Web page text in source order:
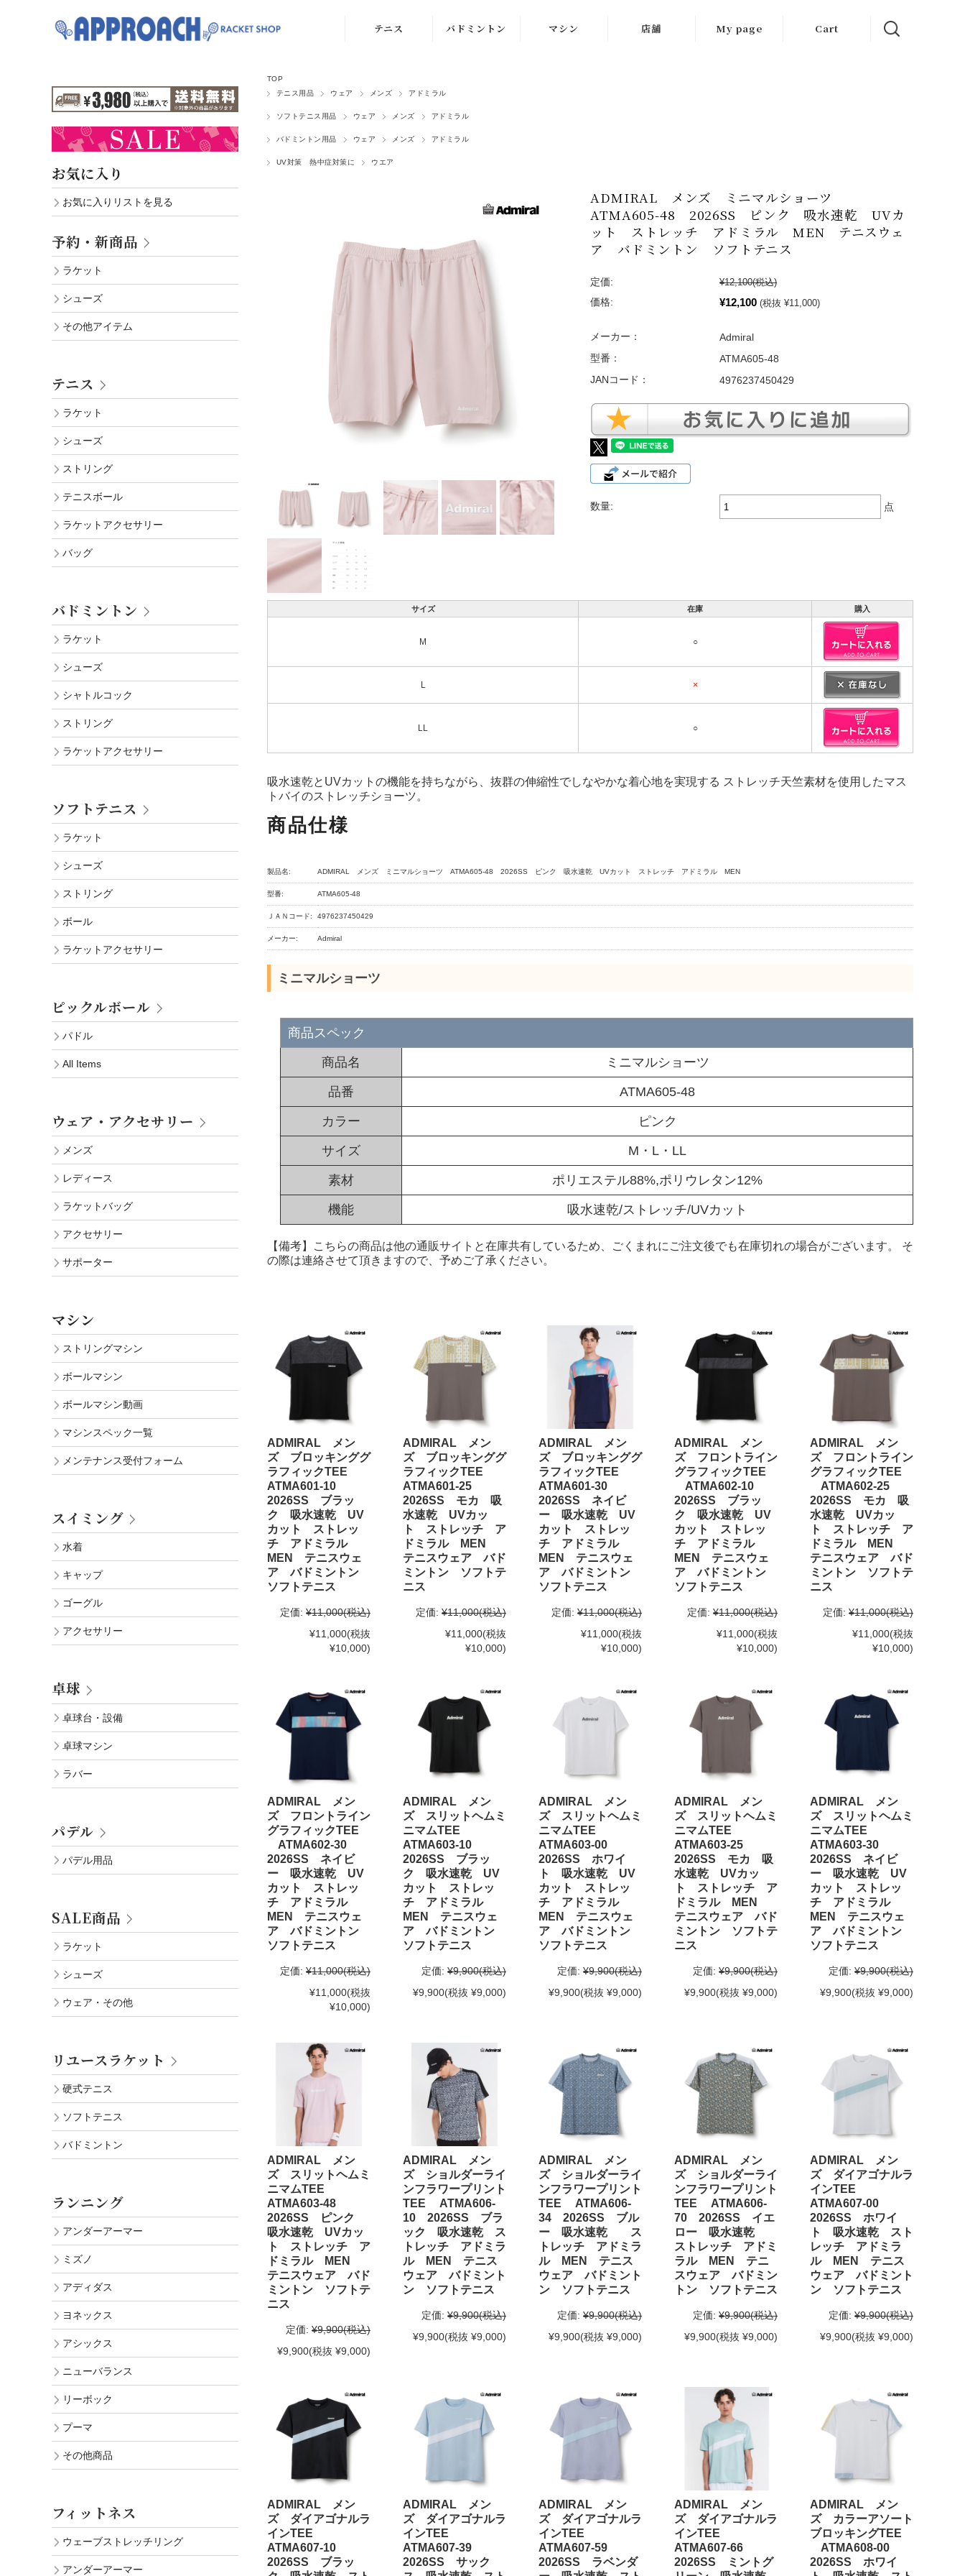
テニス
シューズ
テニスボール
バッグ
バドミントン マシン 店舗 My page Cart
TOP
テニス用品
ウェア メンズ アドミラル
ソフトテニス用品 ウェア メンズ アドミラル
バドミントン用品 ウェア メンズ アドミラル
UV対策 熱中症対策に ウエア
ADMIRAL メンズ ミニマルショーツ
ATMA605-48 2026SS ピンク 吸水速乾 UVカ
ット ストレッチ アドミラル MEN テニスウェ
ア バドミントン ソフトテニス
定価: ¥12,100(税込)
価格:
¥12,100 (税抜 ¥11,000)
メーカー：
Admiral
型番：
ATMA605-48
JANコード：
4976237450429
数量: 点
サイズ 在庫 購入
M ○
L ×
LL ○
吸水速乾とUVカットの機能を持ちながら、抜群の伸縮性でしなやかな着心地を実現する ストレッチ天竺素材を使用したマス
トバイのストレッチショーツ。
商品仕様
製品名: ADMIRAL メンズ ミニマルショーツ ATMA605-48 2026SS ピンク 吸水速乾 UVカット ストレッチ アドミラル MEN
型番: ATMA605-48
ＪＡＮコード: 4976237450429
メーカー: Admiral
ミニマルショーツ
商品スペック
商品名 ミニマルショーツ
品番 ATMA605-48
カラー ピンク
サイズ M・L・LL
素材 ポリエステル88%,ポリウレタン12%
機能 吸水速乾/ストレッチ/UVカット
【備考】こちらの商品は他の通販サイトと在庫共有しているため、ごくまれにご注文後でも在庫切れの場合がございます。 そ
の際は連絡させて頂きますので、予めご了承ください。
ADMIRAL メン
ズ ブロッキンググ
ラフィックTEE
ATMA601-10
2026SS ブラッ
ク 吸水速乾 UV
カット ストレッ
チ アドミラル
MEN テニスウェ
ア バドミントン
ソフトテニス
定価: ¥11,000(税込)
¥11,000(税抜
¥10,000)
ADMIRAL メン
ズ ブロッキンググ
ラフィックTEE
ATMA601-25
2026SS モカ 吸
水速乾 UVカッ
ト ストレッチ ア
ドミラル MEN
テニスウェア バド
ミントン ソフトテ
ニス
定価: ¥11,000(税込)
¥11,000(税抜
¥10,000)
ADMIRAL メン
ズ ブロッキンググ
ラフィックTEE
ATMA601-30
2026SS ネイビ
ー 吸水速乾 UV
カット ストレッ
チ アドミラル
MEN テニスウェ
ア バドミントン
ソフトテニス
定価: ¥11,000(税込)
¥11,000(税抜
¥10,000)
ADMIRAL メン
ズ フロントライン
グラフィックTEE
ATMA602-10
2026SS ブラッ
ク 吸水速乾 UV
カット ストレッ
チ アドミラル
MEN テニスウェ
ア バドミントン
ソフトテニス
定価: ¥11,000(税込)
¥11,000(税抜
¥10,000)
ADMIRAL メン
ズ フロントライン
グラフィックTEE
ATMA602-25
2026SS モカ 吸
水速乾 UVカッ
ト ストレッチ ア
ドミラル MEN
テニスウェア バド
ミントン ソフトテ
ニス
定価: ¥11,000(税込)
¥11,000(税抜
¥10,000)
ADMIRAL メン
ズ フロントライン
グラフィックTEE
ATMA602-30
2026SS ネイビ
ー 吸水速乾 UV
カット ストレッ
チ アドミラル
MEN テニスウェ
ア バドミントン
ソフトテニス
定価: ¥11,000(税込)
¥11,000(税抜
¥10,000)
ADMIRAL メン
ズ スリットヘムミ
ニマムTEE
ATMA603-10
2026SS ブラッ
ク 吸水速乾 UV
カット ストレッ
チ アドミラル
MEN テニスウェ
ア バドミントン
ソフトテニス
定価: ¥9,900(税込)
¥9,900(税抜 ¥9,000)
ADMIRAL メン
ズ スリットヘムミ
ニマムTEE
ATMA603-00
2026SS ホワイ
ト 吸水速乾 UV
カット ストレッ
チ アドミラル
MEN テニスウェ
ア バドミントン
ソフトテニス
定価: ¥9,900(税込)
¥9,900(税抜 ¥9,000)
ADMIRAL メン
ズ スリットヘムミ
ニマムTEE
ATMA603-25
2026SS モカ 吸
水速乾 UVカッ
ト ストレッチ ア
ドミラル MEN
テニスウェア バド
ミントン ソフトテ
ニス
定価: ¥9,900(税込)
¥9,900(税抜 ¥9,000)
ADMIRAL メン
ズ スリットヘムミ
ニマムTEE
ATMA603-30
2026SS ネイビ
ー 吸水速乾 UV
カット ストレッ
チ アドミラル
MEN テニスウェ
ア バドミントン
ソフトテニス
定価: ¥9,900(税込)
¥9,900(税抜 ¥9,000)
ADMIRAL メン
ズ スリットヘムミ
ニマムTEE
ATMA603-48
2026SS ピンク
吸水速乾 UVカッ
ト ストレッチ ア
ドミラル MEN
テニスウェア バド
ミントン ソフトテ
ニス
定価: ¥9,900(税込)
¥9,900(税抜 ¥9,000)
ADMIRAL メン
ズ ショルダーライ
ンフラワープリント
TEE ATMA606-
10 2026SS ブラ
ック 吸水速乾 ス
トレッチ アドミラ
ル MEN テニス
ウェア バドミント
ン ソフトテニス
定価: ¥9,900(税込)
¥9,900(税抜 ¥9,000)
ADMIRAL メン
ズ ショルダーライ
ンフラワープリント
TEE ATMA606-
34 2026SS ブル
ー 吸水速乾 ス
トレッチ アドミラ
ル MEN テニス
ウェア バドミント
ン ソフトテニス
定価: ¥9,900(税込)
¥9,900(税抜 ¥9,000)
ADMIRAL メン
ズ ショルダーライ
ンフラワープリント
TEE ATMA606-
70 2026SS イエ
ロー 吸水速乾
ストレッチ アドミ
ラル MEN テニ
スウェア バドミン
トン ソフトテニス
定価: ¥9,900(税込)
¥9,900(税抜 ¥9,000)
ADMIRAL メン
ズ ダイアゴナルラ
インTEE
ATMA607-00
2026SS ホワイ
ト 吸水速乾 スト
レッチ アドミラ
ル MEN テニス
ウェア バドミント
ン ソフトテニス
定価: ¥9,900(税込)
¥9,900(税抜 ¥9,000)
ADMIRAL メン
ズ ダイアゴナルラ
インTEE
ATMA607-10
2026SS ブラッ
ADMIRAL メン
ズ ダイアゴナルラ
インTEE
ATMA607-39
2026SS サック
ADMIRAL メン
ズ ダイアゴナルラ
インTEE
ATMA607-59
2026SS ラベンダ
ADMIRAL メン
ズ ダイアゴナルラ
インTEE
ATMA607-66
2026SS ミントグ
ADMIRAL メン
ズ カラーアソート
ブロッキングTEE
ATMA608-00
2026SS ホワイ
お気に入り
お気に入りリストを見る
予約・新商品
ラケット
シューズ
その他アイテム
テニス
ラケット
シューズ
ストリング
テニスボール
ラケットアクセサリー
バッグ
バドミントン
ラケット
シューズ
シャトルコック
ストリング
ラケットアクセサリー
ソフトテニス
ラケット
シューズ
ストリング
ボール
ラケットアクセサリー
ピックルボール
パドル
All Items
ウェア・アクセサリー
メンズ
レディース
ラケットバッグ
アクセサリー
サポーター
マシン
ストリングマシン
ボールマシン
ボールマシン動画
マシンスペック一覧
メンテナンス受付フォーム
スイミング
水着
キャップ
ゴーグル
アクセサリー
卓球
卓球台・設備
卓球マシン
ラバー
パデル
パデル用品
SALE商品
ラケット
シューズ
ウェア・その他
リユースラケット
硬式テニス
ソフトテニス
バドミントン
ランニング
アンダーアーマー
ミズノ
アディダス
ヨネックス
アシックス
ニューバランス
リーボック
プーマ
その他商品
フィットネス
ウェーブストレッチリング
アンダーアーマー